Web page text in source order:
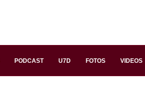
PODCAST U7D FOTOS VIDEOS